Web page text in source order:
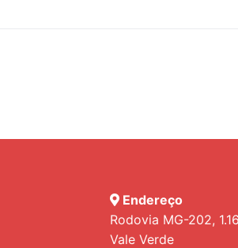
Endereço
Rodovia MG-202,
Vale Verde